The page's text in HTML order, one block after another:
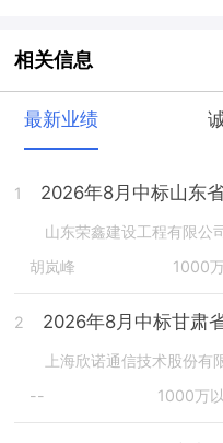
相关信息
最新业绩
1 2026年8月中标山东
山东荣鑫建设工程有限公
胡岚峰
1000
2 2026年8月中标甘肃
上海欣诺通信技术股份有
--
1000万